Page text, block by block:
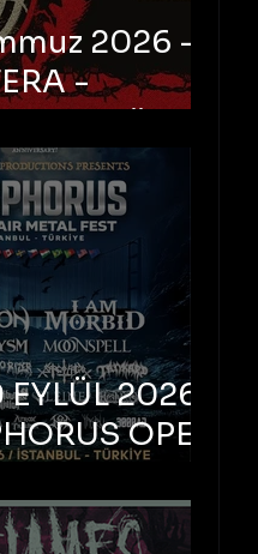
2026 -
-
Ataköy
Arena
2026 –
OPEN
FEST